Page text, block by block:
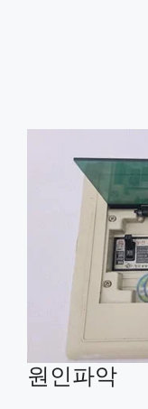
원인파악